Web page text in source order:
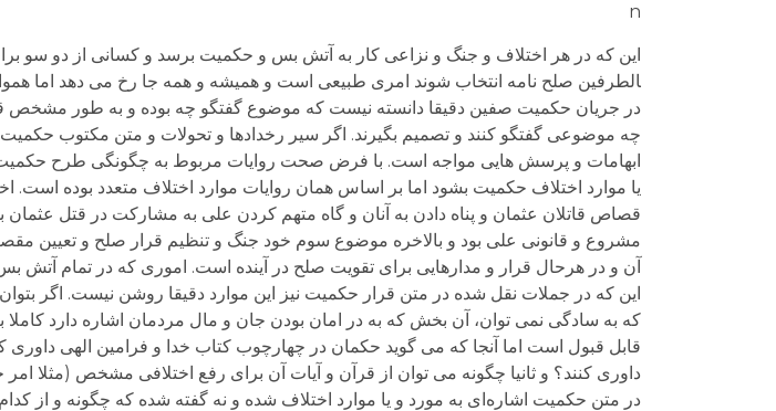
n
الطرفین صلح نامه انتخاب شوند امری طبیعی است و همیشه و همه جا رخ می دهد اما
در جریان حکمیت صفین دقیقا دانسته نیست که موضوع گفتگو چه بوده و به طور مشخص
چه موضوعی گفتگو کنند و تصمیم بگیرند. اگر سیر رخدادها و تحولات و متن مکتوب حکمیت
ابهامات و پرسش هایی مواجه است. با فرض صحت روایات مربوط به چگونگی طرح
یا موارد اختلاف حکمیت بشود اما بر اساس همان روایات موارد اختلاف متعدد بوده
قصاص قاتلان عثمان و پناه دادن به آنان و گاه متهم کردن علی به مشارکت در قتل عثمان
مشروع و قانونی علی بود و بالاخره موضوع سوم خود جنگ و تنظیم قرار صلح و تعیین
آن و در هرحال قرار و مدارهایی برای تقویت صلح در آینده است. اموری که در تمام
این که در جملات نقل شده در متن قرار حکمیت نیز این موارد دقیقا روشن نیست. اگر
که به سادگی نمی توان، آن بخش که به در امان بودن جان و مال مردمان اشاره دارد
قابل قبول است اما آنجا که می گوید حکمان در چهارچوب کتاب خدا و فرامین الهی
داوری کنند؟ و ثانیا چگونه می توان از قرآن و آیات آن برای رفع اختلافی مشخص (مثلا
در متن حکمیت اشاره‌ای به مورد و یا موارد اختلاف شده و نه گفته شده که چگونه و از